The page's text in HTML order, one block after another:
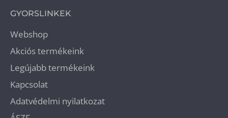
GYORSLINKEK
Webshop
Akciós termékeink
Legújabb termékeink
Kapcsolat
Adatvédelmi nyilatkozat